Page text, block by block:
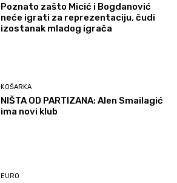
Poznato zašto Micić i Bogdanović
neće igrati za reprezentaciju, čudi
izostanak mladog igrača
KOŠARKA
NIŠTA OD PARTIZANA: Alen Smailagić
ima novi klub
EURO